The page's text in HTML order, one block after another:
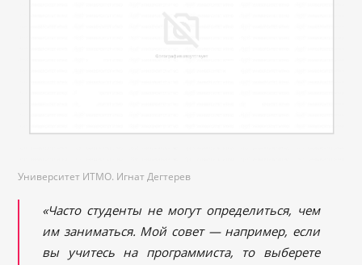
Университет ИТМО. Игнат Дегтерев
«Часто студенты не могут определиться, чем
им заниматься. Мой совет — например, если
вы учитесь на программиста, то выберете